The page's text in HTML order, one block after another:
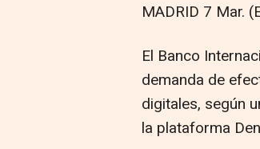
MADRID 7 Mar.
El Banco
demanda de
digitales, según
la plataforma